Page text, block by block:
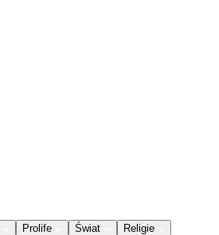
Prolife Świat
Religie